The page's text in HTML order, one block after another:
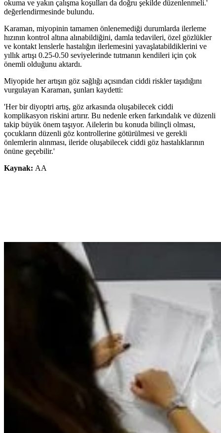
okuma ve yakın çalışma koşulları da doğru şekilde düzenlenmeli.'
değerlendirmesinde bulundu.
Karaman, miyopinin tamamen önlenemediği durumlarda ilerleme
hızının kontrol altına alınabildiğini, damla tedavileri, özel gözlükler
ve kontakt lenslerle hastalığın ilerlemesini yavaşlatabildiklerini ve
yıllık artışı 0.25-0.50 seviyelerinde tutmanın kendileri için çok
önemli olduğunu aktardı.
Miyopide her artışın göz sağlığı açısından ciddi riskler taşıdığını
vurgulayan Karaman, şunları kaydetti:
'Her bir diyoptri artış, göz arkasında oluşabilecek ciddi
komplikasyon riskini artırır. Bu nedenle erken farkındalık ve düzenli
takip büyük önem taşıyor. Ailelerin bu konuda bilinçli olması,
çocukların düzenli göz kontrollerine götürülmesi ve gerekli
önlemlerin alınması, ileride oluşabilecek ciddi göz hastalıklarının
önüne geçebilir.'
Kaynak: AA